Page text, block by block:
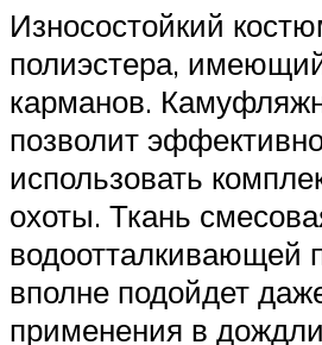
Износостойкий
полиэстера,
карманов.
позволит
использовать
охоты. Ткань
водоотталкивающей
вполне подойдет
применения в